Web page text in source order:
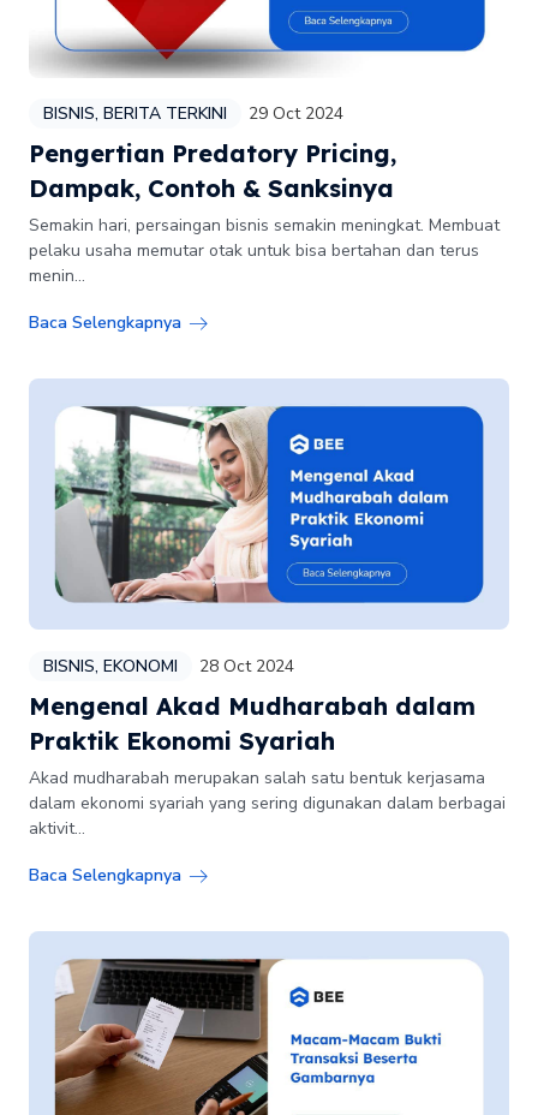
BISNIS, BERITA TERKINI 29 Oct 2024
Pengertian Predatory Pricing,
Dampak, Contoh & Sanksinya
Semakin hari, persaingan bisnis semakin meningkat. Membuat
pelaku usaha memutar otak untuk bisa bertahan dan terus
menin...
Baca Selengkapnya
BISNIS, EKONOMI 28 Oct 2024
Mengenal Akad Mudharabah dalam
Praktik Ekonomi Syariah
Akad mudharabah merupakan salah satu bentuk kerjasama
dalam ekonomi syariah yang sering digunakan dalam berbagai
aktivit...
Baca Selengkapnya